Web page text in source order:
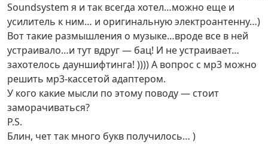
Soundsystem я и так всегда хотел…можно еще и
усилитель к ним… и оригинальную электроантенну…)
Вот такие размышления о музыке…вроде все в ней
устраивало…и тут вдруг — бац! И не устраивает…
захотелось дауншифтинга! )))) А вопрос с мр3 можно
решить мр3-кассетой адаптером.
У кого какие мысли по этому поводу — стоит
заморачиваться?
P.S.
Блин, чет так много букв получилось… )